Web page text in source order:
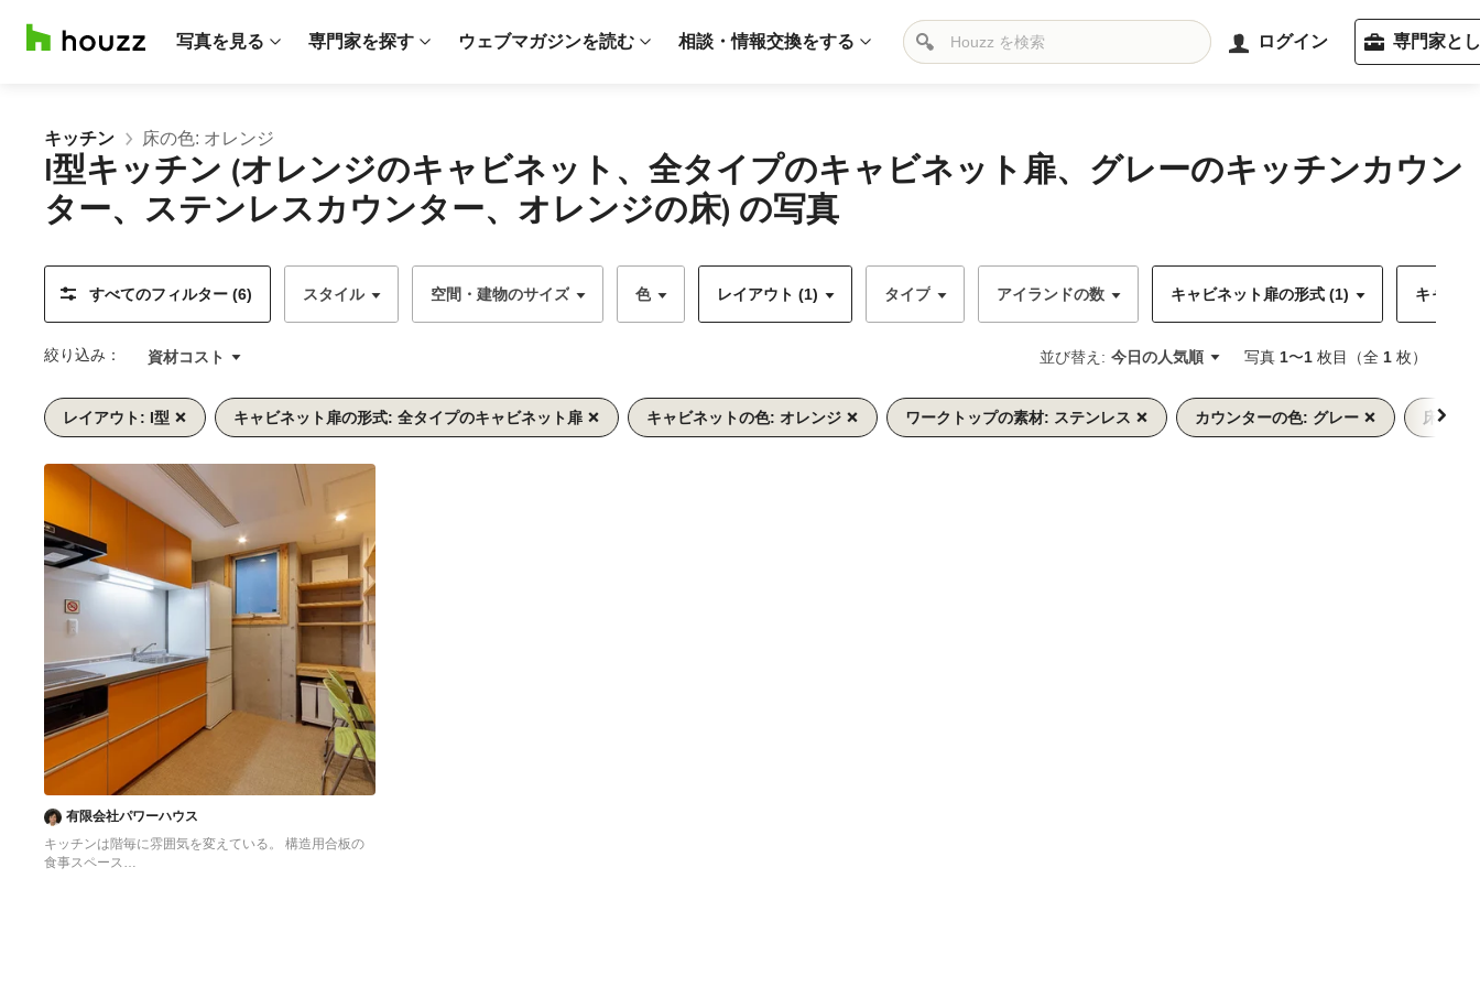
写真を見る 専門家を探す ウェブマガジンを読む 相談・情報交換をする ログイン 専門家と
キッチン 床の色: オレンジ
I型キッチン (オレンジのキャビネット、全タイプのキャビネット扉、グレーのキッチンカウン
ター、ステンレスカウンター、オレンジの床) の写真
すべてのフィルター (6) スタイル 空間・建物のサイズ 色 レイアウト (1) タイプ アイランドの数 キャビネット扉の形式 (1) キャビ
絞り込み： 資材コスト 並び替え: 今日の人気順 写真 1〜1 枚目（全 1 枚）
レイアウト: I型 キャビネット扉の形式: 全タイプのキャビネット扉 キャビネットの色: オレンジ ワークトップの素材: ステンレス カウンターの色: グレー
床の色:
へ
へ
有限会社パワーハウス
キッチンは階毎に雰囲気を変えている。 構造用合板の
食事スペース